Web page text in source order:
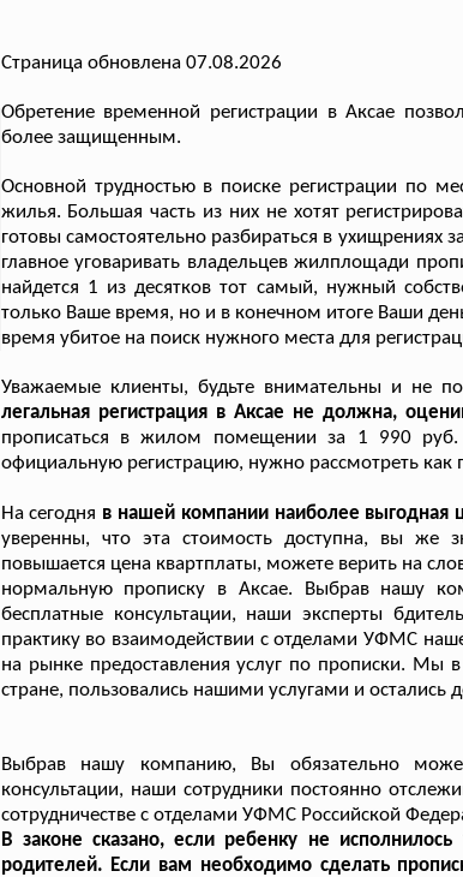
Страница обновлена 07.08.2026
Обретение временной регистрации в Аксае
более защищенным.
Основной трудностью в поиске регистрации по
жилья. Большая часть из них не хотят
готовы самостоятельно разбираться в ухищрениях
главное уговаривать владельцев жилплощади
найдется 1 из десятков тот самый, нужный
только Ваше время, но и в конечном итоге Ваши
время убитое на поиск нужного места для
Уважаемые клиенты, будьте внимательны и не
легальная регистрация в Аксае не должна,
прописаться в жилом помещении за 1 990
официальную регистрацию, нужно рассмотреть как
На сегодня в нашей компании наиболее выгодная
уверенны, что эта стоимость доступна, вы
повышается цена квартплаты, можете верить на
нормальную прописку в Аксае. Выбрав нашу
бесплатные консультации, наши эксперты
практику во взаимодействии с отделами УФМС
на рынке предоставления услуг по прописки. Мы
стране, пользовались нашими услугами и остались
Выбрав нашу компанию, Вы обязательно
консультации, наши сотрудники постоянно
сотрудничестве с отделами УФМС Российской
В законе сказано, если ребенку не
родителей. Если вам необходимо сделать